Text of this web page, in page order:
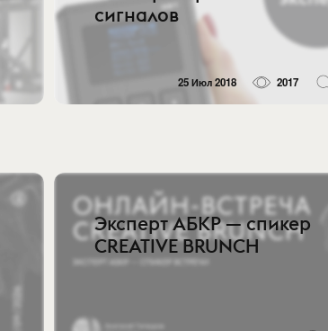
сигналов
25 Июл 2018 2017
Эксперт АБКР — спикер
CREATIVE BRUNCH